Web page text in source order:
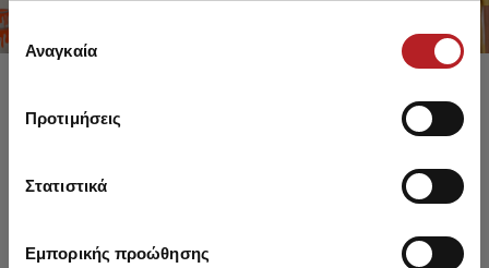
των υπηρεσιών τους.
Επιλογή
συγκατάθεσης
Αναγκαία
Προτιμήσεις
Στατιστικά
Εμπορικής προώθησης